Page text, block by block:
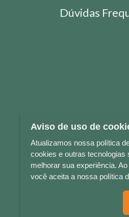
Dúvidas
LETRAS & CIA - CNPJ n°
Aviso de uso de
Atualizamos nossa política
cookies e outras tecnologias
melhorar sua experiência.
você aceita a nossa política